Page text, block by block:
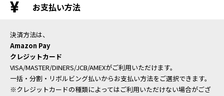
お支払い方法
決済方法は、
Amazon Pay
クレジットカード
VISA/MASTER/DINERS/JCB/AMEXがご利用いただけます。
一括・分割・リボルビング払いからお支払い方法をご選択できます。
※クレジットカードの種類によってはご利用いただけない場合がござ